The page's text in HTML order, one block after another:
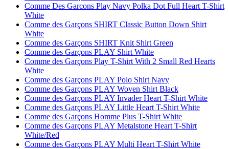
Comme Des Garcons Play Navy Polka Dot Full Heart T-Shirt
White
Comme des Garçons SHIRT Classic Button Down Shirt
White
Comme des Garçons SHIRT Knit Shirt Green
Comme des Garçons PLAY Shirt White
Comme des Garçons Play T-Shirt With 2 Small Red Hearts
White
Comme des Garçons PLAY Polo Shirt Navy
Comme des Garçons PLAY Woven Shirt Black
Comme des Garçons PLAY Invader Heart T-Shirt White
Comme des Garçons PLAY Little Heart T-Shirt White
Comme des Garçons Homme Plus T-Shirt White
Comme des Garçons PLAY Metalstone Heart T-Shirt
White/Red
Comme des Garçons PLAY Multi Heart T-Shirt White